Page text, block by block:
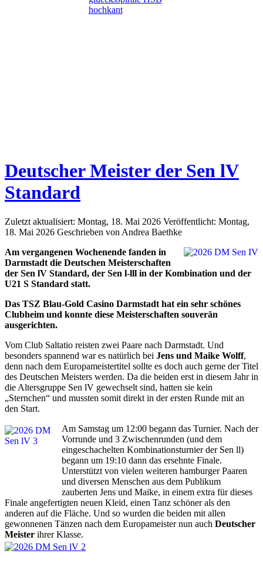
Deutscher Meister der Sen lV
Standard
Zuletzt aktualisiert: Montag, 18. Mai 2026 Veröffentlicht: Montag,
18. Mai 2026 Geschrieben von Andrea Baethke
Am vergangenen Wochenende fanden in
Darmstadt die Deutschen Meisterschaften
der Sen lV Standard, der Sen l-lll in der Kombination und der
U21 S Standard statt.
Das TSZ Blau-Gold Casino Darmstadt hat ein sehr schönes
Clubheim und konnte diese Meisterschaften souverän
ausgerichten.
Vom Club Saltatio reisten zwei Paare nach Darmstadt. Und
besonders spannend war es natürlich bei Jens und Maike Wolff,
denn nach dem Europameistertitel sollte es doch auch gerne der Titel
des Deutschen Meisters werden. Da die beiden erst in diesem Jahr in
die Altersgruppe Sen lV gewechselt sind, hatten sie kein
„Sternchen“ und mussten somit direkt in der ersten Runde mit an
den Start.
Am Samstag um 12:00 begann das Turnier. Nach der
Vorrunde und 3 Zwischenrunden (und dem
eingeschachelten Kombinationsturnier der Sen ll)
begann um 19:10 dann das ersehnte Finale.
Unterstützt von vielen weiteren hamburger Paaren
und diversen Menschen aus dem Publikum
zauberten Jens und Maike, in einem extra für dieses
Finale angefertigten neuen Kleid, einen Tanz schöner als den
anderen auf die Fläche. Und so wurden die beiden mit allen
gewonnenen Tänzen nach dem Europameister nun auch Deutscher
Meister ihrer Klasse.